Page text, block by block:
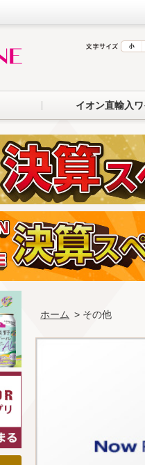
イオン直輸入
ホーム > その他